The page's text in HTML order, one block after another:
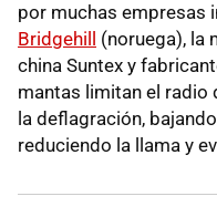
por muchas empresas
Bridgehill
(noruega), la
china Suntex y
mantas limitan el radio
la deflagración,
reduciendo la llama y